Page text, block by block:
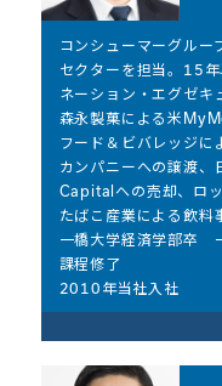
コンシューマーグルー
セクターを担当。15
ネーション・エグゼキ
森永製菓による米
フード＆ビバレッジに
カンパニーへの譲渡、
Capitalへの売却、ロ
たばこ産業による飲料
一橋大学経済学部卒
課程修了
2010年当社入社